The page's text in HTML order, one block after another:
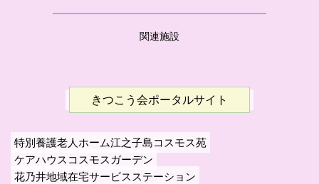
関連施設
きつこう会ポータルサイト
特別養護老人ホーム江之子島コスモス苑
ケアハウスコスモスガーデン
花乃井地域在宅サービスステーション